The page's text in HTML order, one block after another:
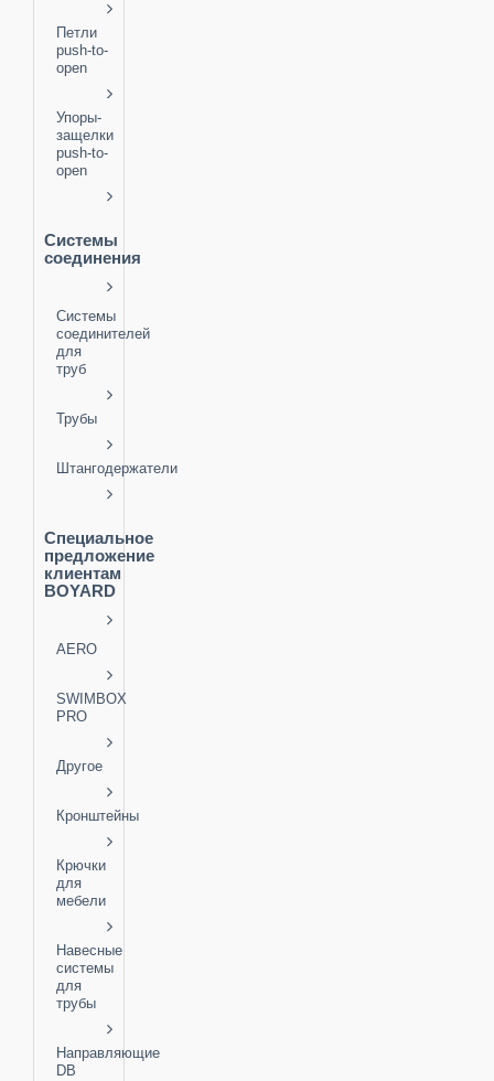
Петли
push-to-
open
Упоры-
защелки
push-to-
open
Системы
соединения
Системы
соединителей
для
труб
Трубы
Штангодержатели
Специальное
предложение
клиентам
BOYARD
AERO
SWIMBOX
PRO
Другое
Кронштейны
Крючки
для
мебели
Навесные
системы
для
трубы
Направляющие
DB